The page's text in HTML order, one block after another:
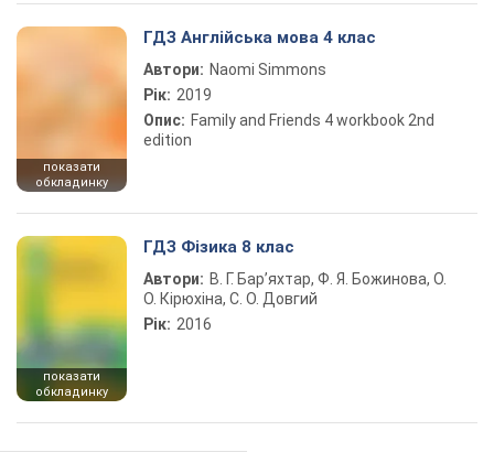
показати
обкладинку
ГДЗ Англійська мова 4 клас
Автори: Naomi Simmons
Рік: 2019
Опис: Family and Friends 4 workbook 2nd
edition
показати
обкладинку
ГДЗ Фізика 8 клас
Автори: В. Г. Бар’яхтар, Ф. Я. Божинова, О.
О. Кірюхіна, С. О. Довгий
Рік: 2016